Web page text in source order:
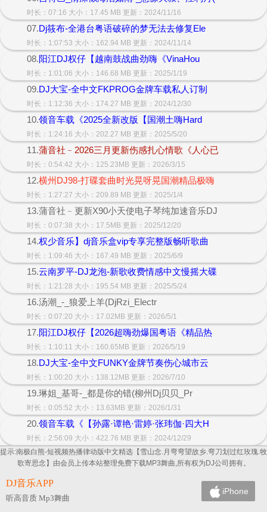
时长：07:16 大小：17.45 MB 更新：2024/11/16
07.Dj筱布-全港台粤语破碎的梦无法去修复Ele
时长：1:07:53 大小：162.94 MB 更新：2024/11/14
08.阳江DJ权仔【越南鼓战曲劲嗨《VinaHou
时长：1:01:06 大小：146.68 MB 更新：2025/1/19
09.DJ大宝-全中文FKPROG金牌车载私人订制
时长：1:12:36 大小：174.27 MB 更新：2024/12/30
10.领音车载《2025全新改版【国潮土嗨Hard
时长：1:24:16 大小：202.27 MB 更新：2025/5/20
11.蒲音社﹣2026三月更新伤感扎心情歌《人心已
时长：0:54:42 大小：125.23MB 更新：2026/3/15
12.横州DJ98-打碟套曲时光晃呀晃国潮精品极嗨
时长：1:27:27 大小：209.89 MB 更新：2025/1/4
13.蒲音社﹣更新X90小天使电子琴纯加速音乐DJ
时长：0:07:38 大小：17.5MB 更新：2025/12/20
14.权少音乐】dj音乐盒vip专享完整版畅听歌曲
时长：1:09:46 大小：167.49 MB 更新：2025/6/9
15.云南罗平-DJ龙泡-新歌收费情感中文慢摇大碟
时长：1:21:28 大小：195.54 MB 更新：2025/5/24
16.汤潮_-_狼爱上羊(DjRzi_Electr
时长：0:07:20 大小：17.02MB 更新：2026/5/1
17.阳江DJ权仔【2026超嗨劲爆国粤语《精品热
时长：1:10:11 大小：160.65MB 更新：2026/5/19
18.DJ大宝-全中文FUNKY金牌节奏伤心城市云
时长：1:00:20 大小：138.12MB 更新：2026/7/10
19.琳姐_基哥-_都是你的错(柳州Dj贝贝_Pr
时长：0:05:52 大小：13.63MB 更新：2026/1/31
20.领音车载《【孙露·谭艳·雷婷·张玮伽·四大H
时长：2:56:09 大小：422.76 MB 更新：2024/12/29
提示:南极白熊-短视频热播律动版中文精选【雪山念.月弯弯望故乡.弯刀划过红玫瑰.牧
歌寄思念】由会员上传本站整理免费下载MP3舞曲,所有权为DJ公司拥有。
DJ音乐APP
听高音质 Mp3舞曲
iPhone